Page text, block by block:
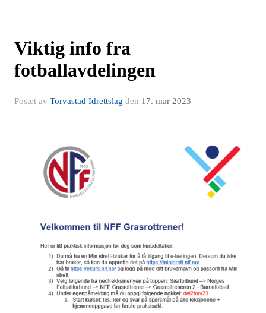
Viktig info fra
fotballavdelingen
Postet av Torvastad Idrettslag den 17. mar 2023